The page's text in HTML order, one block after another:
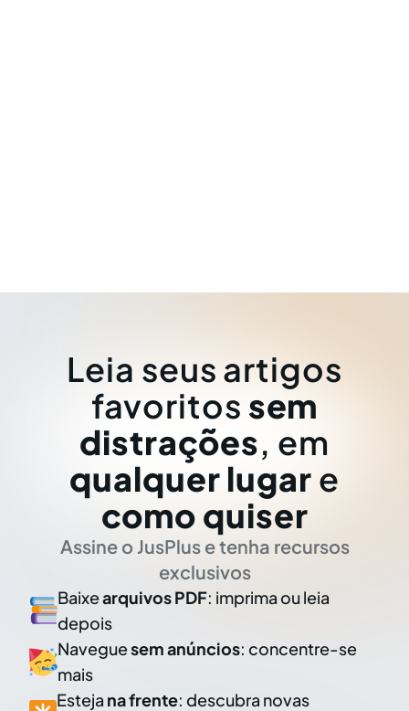
Leia seus artigos
favoritos sem
distrações, em
qualquer lugar e
como quiser
Assine o JusPlus e tenha recursos
exclusivos
Baixearquivos PDF: imprima ou leia
depois
Naveguesem anúncios: concentre-se
mais
Esteja na frente: descubra novas